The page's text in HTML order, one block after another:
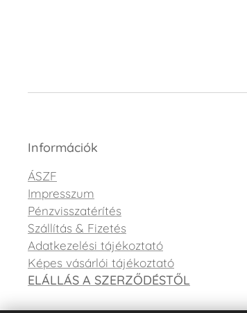
Információk
ÁSZF
Impresszum
Pénzvisszatérítés
Szállítás & Fizetés
Adatkezelési tájékoztató
Képes vásárlói tájékoztató
ELÁLLÁS A SZERZŐDÉSTŐL